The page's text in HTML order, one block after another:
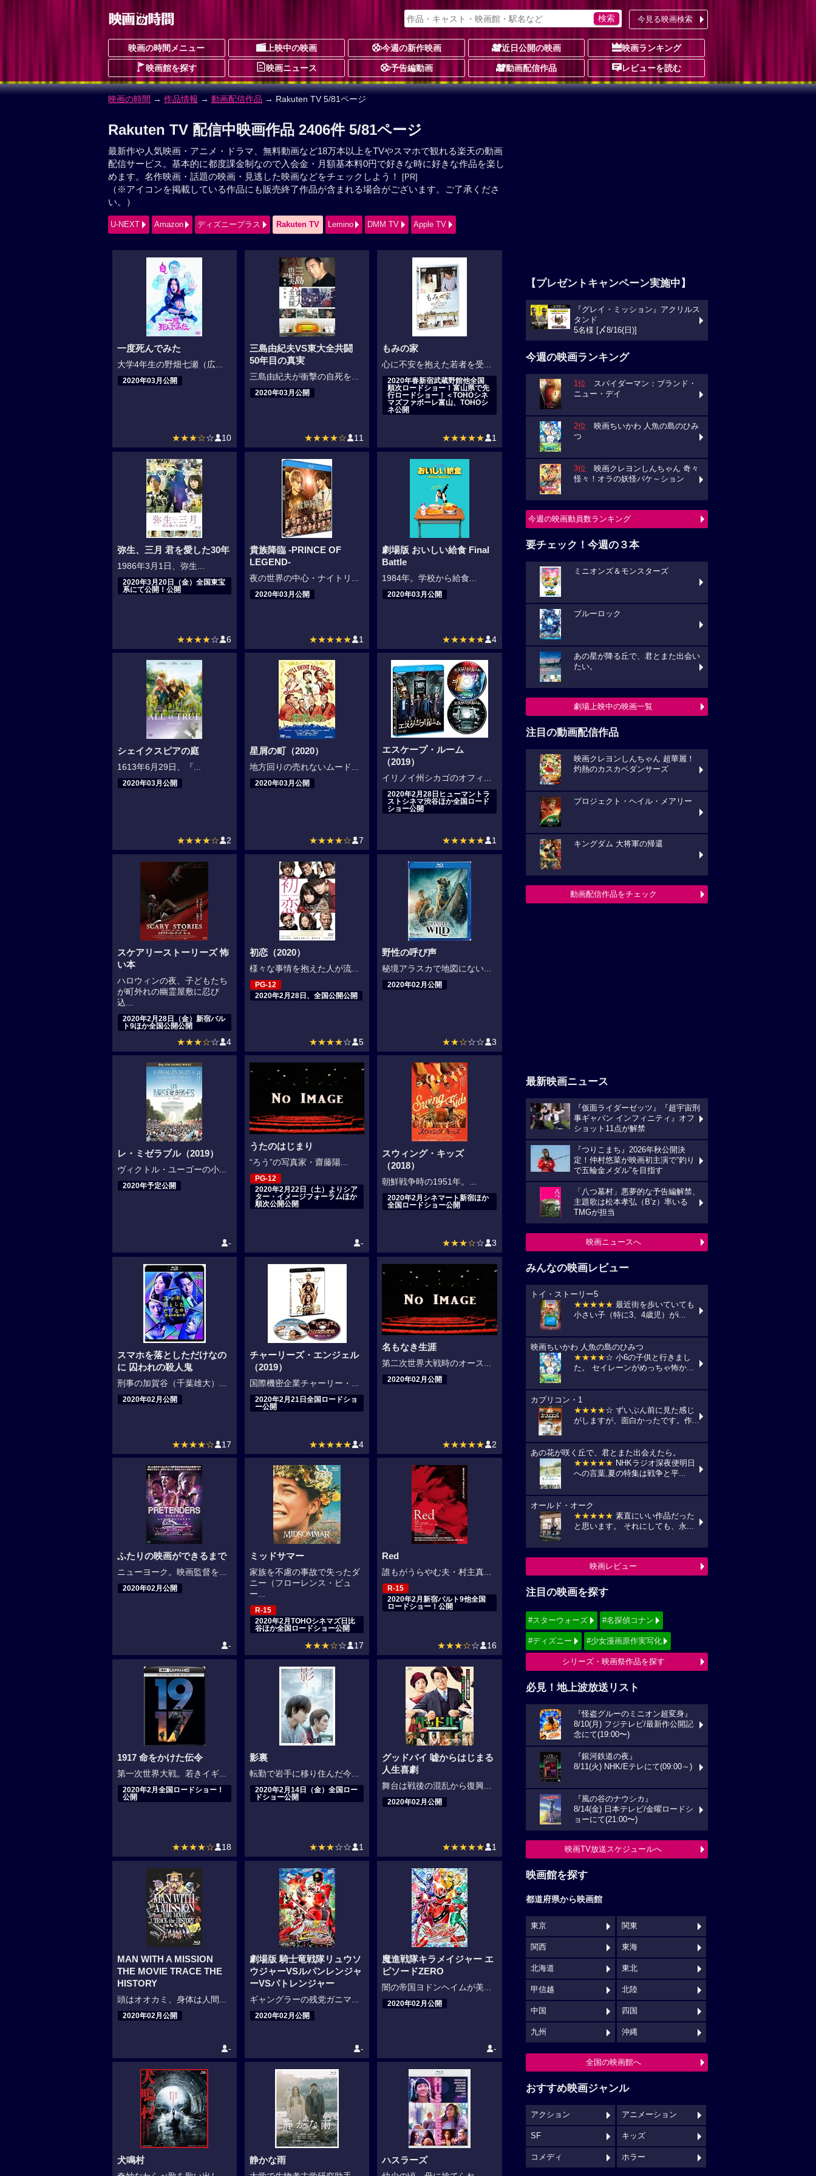
今見る映画検索
映画の時間メニュー 上映中の映画 今週の新作映画 近日公開の映画 映画ランキング
映画館を探す 映画ニュース 予告編動画 動画配信作品 レビューを読む
映画の時間 → 作品情報 → 動画配信作品 → Rakuten TV 5/81ページ
Rakuten TV 配信中映画作品 2406件 5/81ページ
最新作や人気映画・アニメ・ドラマ、無料動画など18万本以上をTVやスマホで観れる楽天の動画
配信サービス。基本的に都度課金制なので入会金・月額基本料0円で好きな時に好きな作品を楽し
めます。名作映画・話題の映画・見逃した映画などをチェックしよう！
[PR]
（※アイコンを掲載している作品にも販売終了作品が含まれる場合がございます。ご了承くださ
い。）
U-NEXT Amazon ディズニープラス Rakuten TV Lemino DMM TV Apple TV
一度死んでみた
大学4年生の野畑七瀬（広...
2020年03月公開
★★★☆☆ 10
三島由紀夫VS東大全共闘
50年目の真実
三島由紀夫が衝撃の自死を...
2020年03月公開
★★★★☆ 11
もみの家
心に不安を抱えた若者を受...
2020年春新宿武蔵野館他全国
順次ロードショー！富山県で先
行ロードショー！＜TOHOシネ
マズファボーレ富山、TOHOシ
ネ公開
★★★★★ 1
弥生、三月 君を愛した30年
1986年3月1日、弥生...
2020年3月20日（金）全国東宝
系にて公開！公開
★★★★☆ 6
貴族降臨 -PRINCE OF
LEGEND-
夜の世界の中心・ナイトリ...
2020年03月公開
★★★★★ 1
劇場版 おいしい給食 Final
Battle
1984年。学校から給食...
2020年03月公開
★★★★★ 4
シェイクスピアの庭
1613年6月29日、『...
2020年03月公開
★★★★☆ 2
星屑の町（2020）
地方回りの売れないムード...
2020年03月公開
★★★★☆ 7
エスケープ・ルーム
（2019）
イリノイ州シカゴのオフィ...
2020年2月28日ヒューマントラ
ストシネマ渋谷ほか全国ロード
ショー公開
★★★★★ 1
スケアリーストーリーズ 怖
い本
ハロウィンの夜、子どもたち
が町外れの幽霊屋敷に忍び
込...
2020年2月28日（金）新宿バル
ト9ほか全国公開公開
★★★☆☆ 4
初恋（2020）
様々な事情を抱えた人が流...
PG-12
2020年2月28日、全国公開公開
★★★★☆ 5
野性の呼び声
秘境アラスカで地図にない...
2020年02月公開
★★☆☆☆ 3
レ・ミゼラブル（2019）
ヴィクトル・ユーゴーの小...
2020年予定公開
-
うたのはじまり
“ろう”の写真家・齋藤陽...
PG-12
2020年2月22日（土）よりシア
ター・イメージフォーラムほか
順次公開公開
-
スウィング・キッズ
（2018）
朝鮮戦争時の1951年。...
2020年2月シネマート新宿ほか
全国ロードショー公開
★★★☆☆ 3
スマホを落としただけなの
に 囚われの殺人鬼
刑事の加賀谷（千葉雄大）...
2020年02月公開
★★★★☆ 17
チャーリーズ・エンジェル
（2019）
国際機密企業チャーリー・...
2020年2月21日全国ロードショ
ー公開
★★★★★ 4
名もなき生涯
第二次世界大戦時のオース...
2020年02月公開
★★★★★ 2
ふたりの映画ができるまで
ニューヨーク。映画監督を...
2020年02月公開
-
ミッドサマー
家族を不慮の事故で失ったダ
ニー（フローレンス・ピュ
ー...
R-15
2020年2月TOHOシネマズ日比
谷ほか全国ロードショー公開
★★★☆☆ 17
Red
誰もがうらやむ夫・村主真...
R-15
2020年2月新宿バルト9他全国
ロードショー！公開
★★★☆☆ 16
1917 命をかけた伝令
第一次世界大戦。若きイギ...
2020年2月全国ロードショー！
公開
★★★★☆ 18
影裏
転勤で岩手に移り住んだ今...
2020年2月14日（金）全国ロー
ドショー公開
★★★☆☆ 1
グッドバイ 嘘からはじまる
人生喜劇
舞台は戦後の混乱から復興...
2020年02月公開
★★★★★ 1
MAN WITH A MISSION
THE MOVIE TRACE THE
HISTORY
頭はオオカミ、身体は人間...
2020年02月公開
-
劇場版 騎士竜戦隊リュウソ
ウジャーVSルパンレンジャ
ーVSパトレンジャー
ギャングラーの残党ガニマ...
2020年02月公開
-
魔進戦隊キラメイジャー エ
ピソードZERO
闇の帝国ヨドンヘイムが美...
2020年02月公開
-
犬鳴村 静かな雨 ハスラーズ
【プレゼントキャンペーン実施中】
『グレイ・ミッション』アクリルス
タンド
5名様 [〆8/16(日)]
今週の映画ランキング
1位 スパイダーマン：ブランド・
ニュー・デイ
2位 映画ちいかわ 人魚の島のひみ
つ
3位 映画クレヨンしんちゃん 奇々
怪々！オラの妖怪バケ～ション
今週の映画動員数ランキング
要チェック！今週の３本
ミニオンズ＆モンスターズ
ブルーロック
あの星が降る丘で、君とまた出会い
たい。
劇場上映中の映画一覧
注目の動画配信作品
映画クレヨンしんちゃん 超華麗！
灼熱のカスカベダンサーズ
プロジェクト・ヘイル・メアリー
キングダム 大将軍の帰還
動画配信作品をチェック
最新映画ニュース
『仮面ライダーゼッツ』『超宇宙刑
事ギャバン インフィニティ』オフ
ショット11点が解禁
『つりこまち』2026年秋公開決
定！仲村悠菜が映画初主演で“釣り
で五輪金メダル”を目指す
「八つ墓村」悪夢的な予告編解禁、
主題歌は松本孝弘（B’z）率いる
TMGが担当
映画ニュースへ
みんなの映画レビュー
トイ・ストーリー5
★★★★★ 最近街を歩いていても
小さい子（特に3、4歳児）がi...
映画ちいかわ 人魚の島のひみつ
★★★★☆ 小6の子供と行きまし
た。 セイレーンがめっちゃ怖か...
カプリコン・1
★★★★☆ ずいぶん前に見た感じ
がしますが、面白かったです。作...
あの花が咲く丘で、君とまた出会えたら。
★★★★★ NHKラジオ深夜便明日
への言葉,夏の特集は戦争と平...
オールド・オーク
★★★★★ 素直にいい作品だった
と思います。 それにしても、永...
映画レビュー
注目の映画を探す
#スターウォーズ #名探偵コナン
#ディズニー #少女漫画原作実写化
シリーズ・映画祭作品を探す
必見！地上波放送リスト
『怪盗グルーのミニオン超変身』
8/10(月) フジテレビ/最新作公開記
念にて(19:00〜)
『銀河鉄道の夜』
8/11(火) NHK/Eテレにて(09:00～)
『風の谷のナウシカ』
8/14(金) 日本テレビ/金曜ロードシ
ョーにて(21:00〜)
映画TV放送スケジュールへ
映画館を探す
都道府県から映画館
東京 関東
関西 東海
北海道 東北
甲信越 北陸
中国 四国
九州 沖縄
全国の映画館へ
おすすめ映画ジャンル
アクション アニメーション
SF キッズ
コメディ ホラー